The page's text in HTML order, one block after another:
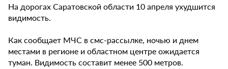
На дорогах Саратовской области 10 апреля ухудшится
видимость.
Как сообщает МЧС в смс-рассылке, ночью и днем
местами в регионе и областном центре ожидается
туман. Видимость составит менее 500 метров.